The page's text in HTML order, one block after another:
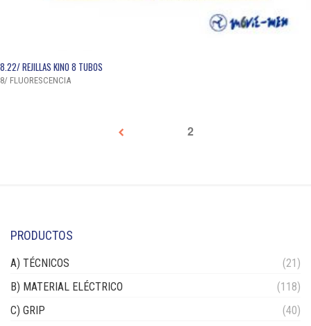
8.22/ REJILLAS KINO 8 TUBOS
8/ FLUORESCENCIA
2
PRODUCTOS
A) TÉCNICOS
(21)
B) MATERIAL ELÉCTRICO
(118)
C) GRIP
(40)